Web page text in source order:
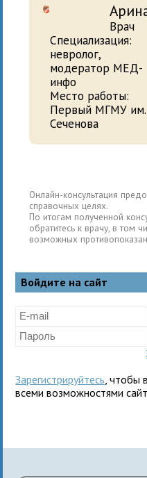
Врач
Специализация:
невролог,
модератор МЕД-
инфо
Место работы:
Первый МГМУ им.
Сеченова
Онлайн-консультация
справочных целях.
По итогам полученной
обратитесь к врачу, в том
возможных
Войдите на сайт
Зарегистрируйтесь , чтобы
всеми возможностями